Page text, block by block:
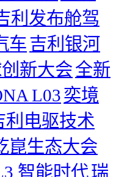
利发布舱驾
车吉利银河
新大会​全新
L03奕境
利电驱技术
崑生态大会
智能时代瑞